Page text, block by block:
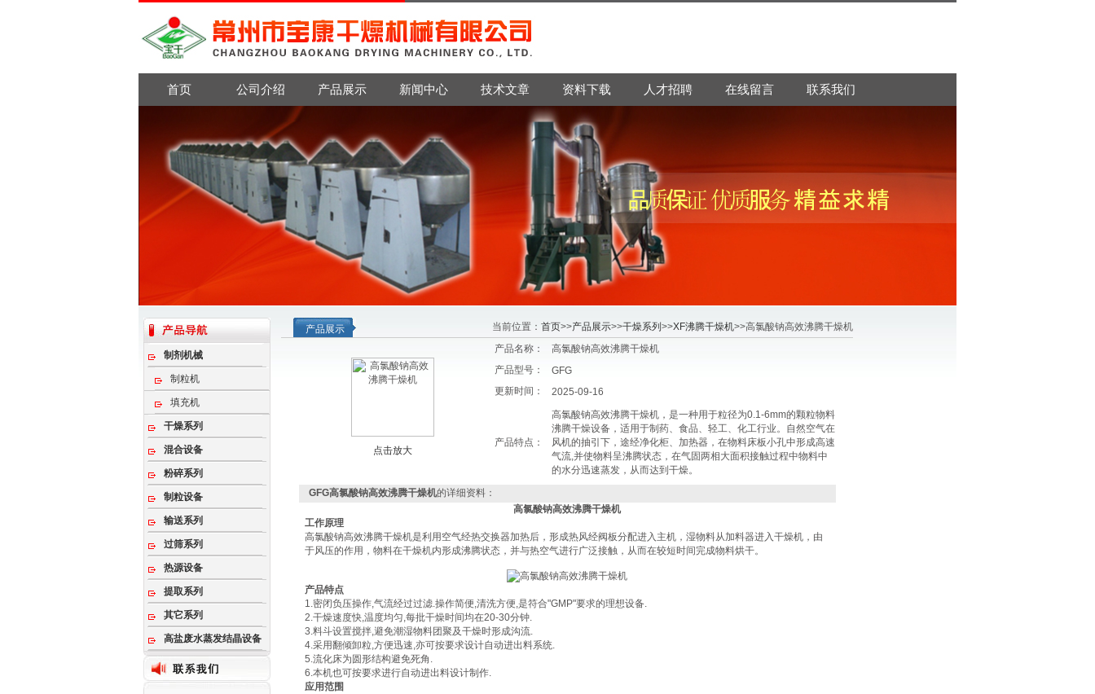
首页 公司介绍 产品展示 新闻中心 技术文章 资料下载 人才招聘 在线留言 联系我们
制剂机械
制粒机
填充机
干燥系列
混合设备
粉碎系列
制粒设备
输送系列
过筛系列
热源设备
提取系列
其它系列
高盐废水蒸发结晶设备
产品展示 当前位置： 首页>>产品展示>>干燥系列 >>XF沸腾干燥机>>高氯酸钠高效沸腾干燥机
点击放大
产品名称：
高氯酸钠高效沸腾干燥机
产品型号：
GFG
更新时间：
2025-09-16
产品特点：
高氯酸钠高效沸腾干燥机，是一种用于粒径为0.1-6mm的颗粒物料
沸腾干燥设备，适用于制药、食品、轻工、化工行业。自然空气在
风机的抽引下，途经净化柜、加热器，在物料床板小孔中形成高速
气流,并使物料呈沸腾状态，在气固两相大面积接触过程中物料中
的水分迅速蒸发，从而达到干燥。
GFG高氯酸钠高效沸腾干燥机的详细资料：
高氯酸钠高效沸腾干燥机
工作原理
高氯酸钠高效沸腾干燥机是利用空气经热交换器加热后，形成热风经阀板分配进入主机，湿物料从加料器进入干燥机，由
于风压的作用，物料在干燥机内形成沸腾状态，并与热空气进行广泛接触，从而在较短时间完成物料烘干。
产品特点
1.密闭负压操作,气流经过过滤.操作简便,清洗方便,是符合"GMP"要求的理想设备.
2.干燥速度快,温度均匀,每批干燥时间均在20-30分钟.
3.料斗设置搅拌,避免潮湿物料团聚及干燥时形成沟流.
4.采用翻倾卸粒,方便迅速,亦可按要求设计自动进出料系统.
5.流化床为圆形结构避免死角.
6.本机也可按要求进行自动进出料设计制作.
应用范围